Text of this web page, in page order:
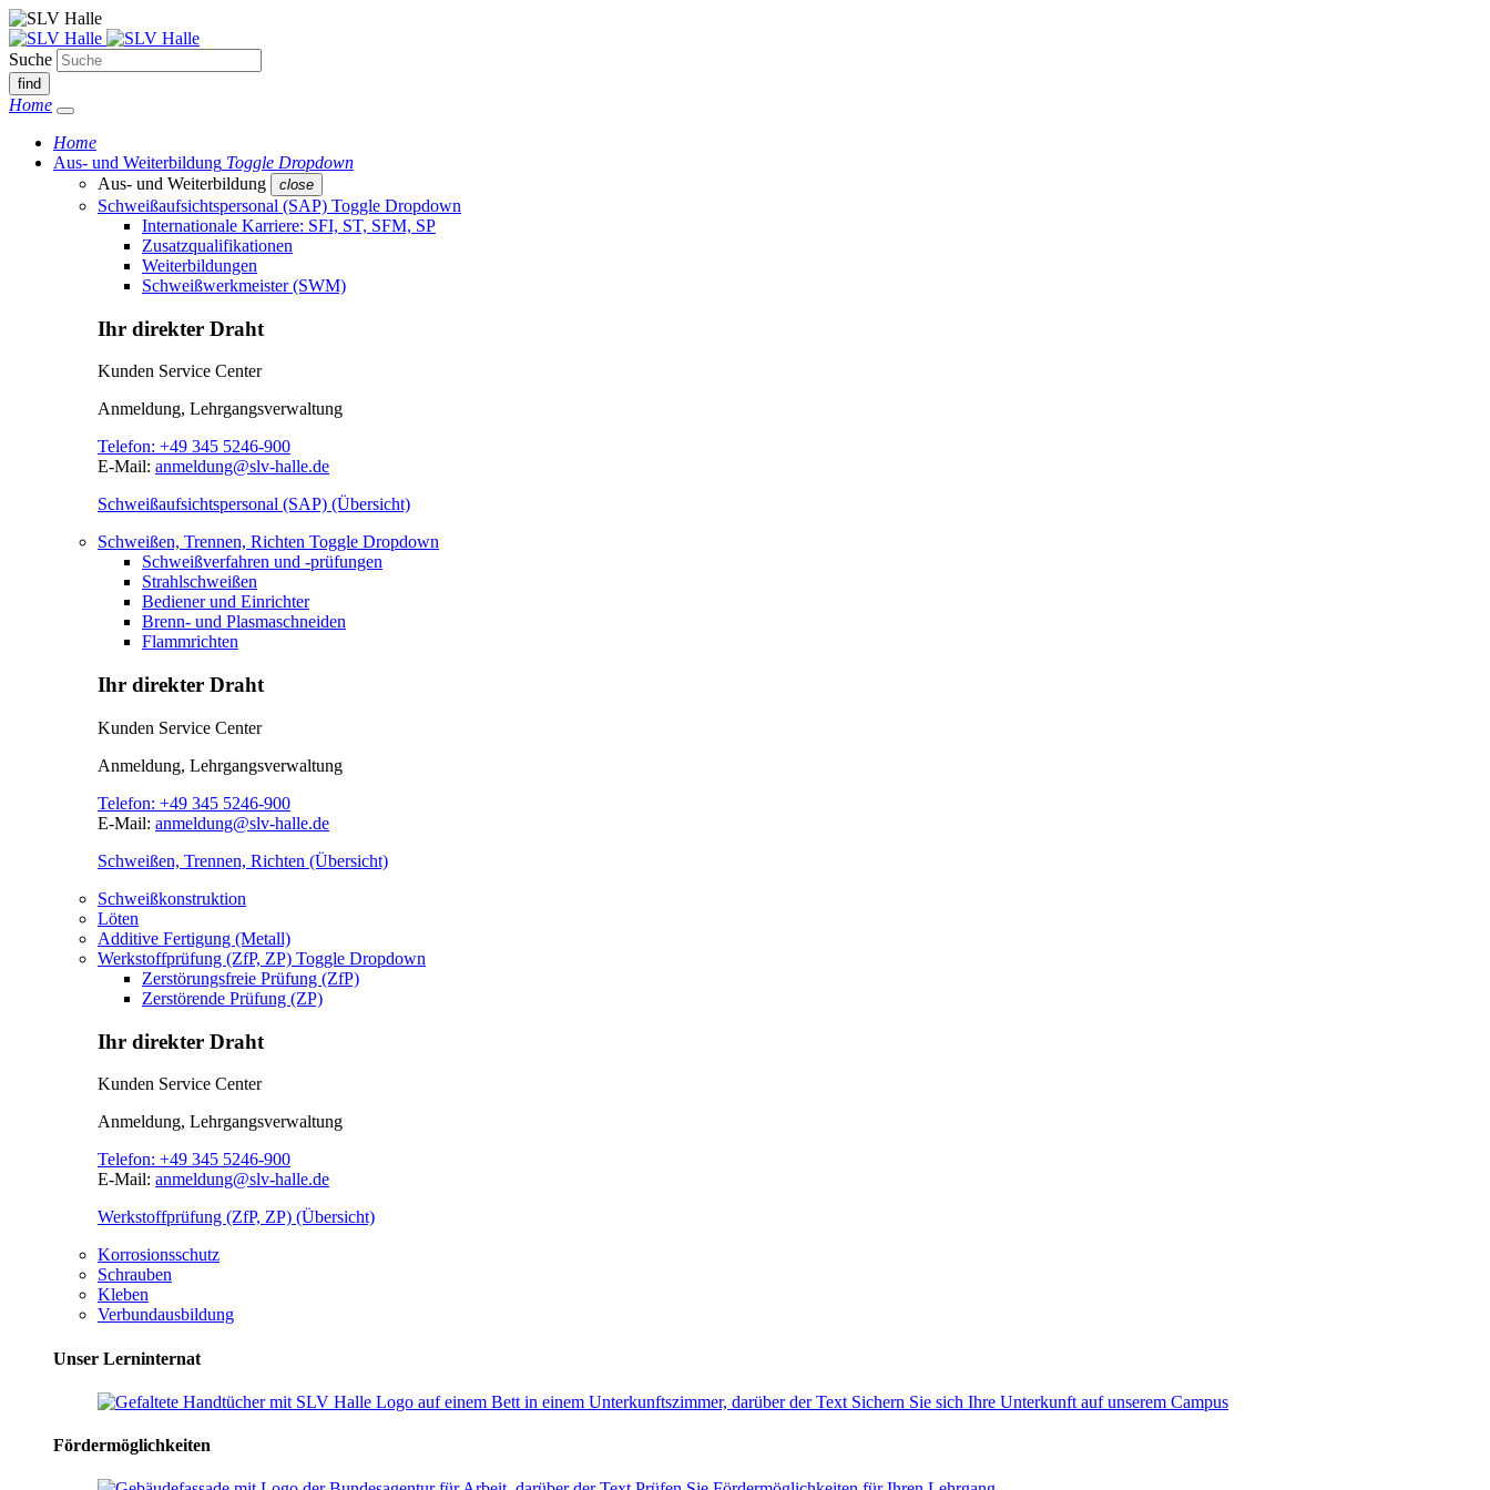
Suche
find
Home
Home
Aus- und Weiterbildung Toggle Dropdown
Aus- und Weiterbildung
close
Schweißaufsichtspersonal (SAP) Toggle Dropdown
Internationale Karriere: SFI, ST, SFM, SP
Zusatzqualifikationen
Weiterbildungen
Schweißwerkmeister (SWM)
Ihr direkter Draht
Kunden Service Center
Anmeldung, Lehrgangsverwaltung
Telefon: +49 345 5246-900
E-Mail: anmeldung@slv-halle.de
Schweißaufsichtspersonal (SAP) (Übersicht)
Schweißen, Trennen, Richten Toggle Dropdown
Schweißverfahren und -prüfungen
Strahlschweißen
Bediener und Einrichter
Brenn- und Plasmaschneiden
Flammrichten
Ihr direkter Draht
Kunden Service Center
Anmeldung, Lehrgangsverwaltung
Telefon: +49 345 5246-900
E-Mail: anmeldung@slv-halle.de
Schweißen, Trennen, Richten (Übersicht)
Schweißkonstruktion
Löten
Additive Fertigung (Metall)
Werkstoffprüfung (ZfP, ZP) Toggle Dropdown
Zerstörungsfreie Prüfung (ZfP)
Zerstörende Prüfung (ZP)
Ihr direkter Draht
Kunden Service Center
Anmeldung, Lehrgangsverwaltung
Telefon: +49 345 5246-900
E-Mail: anmeldung@slv-halle.de
Werkstoffprüfung (ZfP, ZP) (Übersicht)
Korrosionsschutz
Schrauben
Kleben
Verbundausbildung
Unser Lerninternat
Fördermöglichkeiten